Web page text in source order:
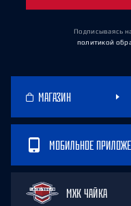
Подписываясь
политикой
МАГАЗИН
МОБИЛЬНОЕ
МХК ЧАЙКА